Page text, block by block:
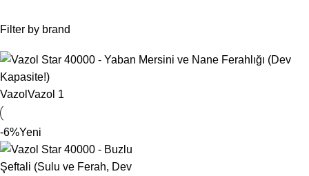
Filter by brand
Vazol Vazol 1
-6%Yeni